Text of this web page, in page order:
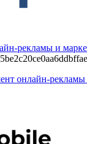
рекламы и
онлайн-